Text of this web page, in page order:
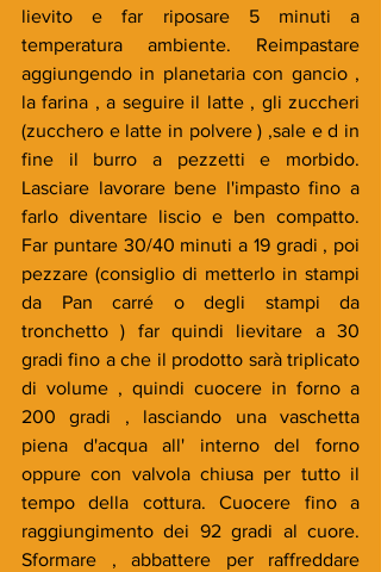
lievito e far riposare 5 minuti a
temperatura ambiente. Reimpastare
aggiungendo in planetaria con gancio ,
la farina , a seguire il latte , gli zuccheri
(zucchero e latte in polvere ) ,sale e d in
fine il burro a pezzetti e morbido.
Lasciare lavorare bene l'impasto fino a
farlo diventare liscio e ben compatto.
Far puntare 30/40 minuti a 19 gradi , poi
pezzare (consiglio di metterlo in stampi
da Pan carré o degli stampi da
tronchetto ) far quindi lievitare a 30
gradi fino a che il prodotto sarà triplicato
di volume , quindi cuocere in forno a
200 gradi , lasciando una vaschetta
piena d'acqua all' interno del forno
oppure con valvola chiusa per tutto il
tempo della cottura. Cuocere fino a
raggiungimento dei 92 gradi al cuore.
Sformare , abbattere per raffreddare